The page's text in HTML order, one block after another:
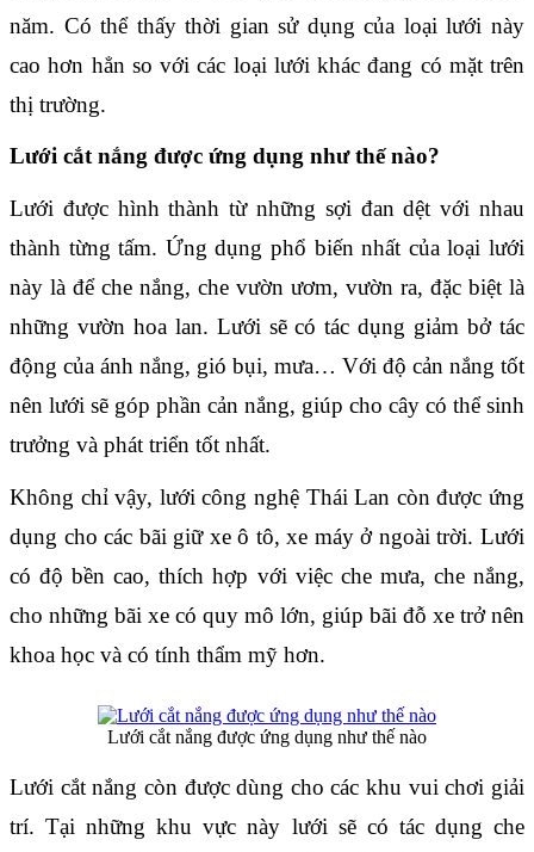
năm. Có thể thấy thời gian sử dụng của loại lưới này
cao hơn hẳn so với các loại lưới khác đang có mặt trên
thị trường.
Lưới cắt nắng được ứng dụng như thế nào?
Lưới được hình thành từ những sợi đan dệt với nhau
thành từng tấm. Ứng dụng phổ biến nhất của loại lưới
này là để che nắng, che vườn ươm, vườn ra, đặc biệt là
những vườn hoa lan. Lưới sẽ có tác dụng giảm bở tác
động của ánh nắng, gió bụi, mưa… Với độ cản nắng tốt
nên lưới sẽ góp phần cản nắng, giúp cho cây có thể sinh
trưởng và phát triển tốt nhất.
Không chỉ vậy, lưới công nghệ Thái Lan còn được ứng
dụng cho các bãi giữ xe ô tô, xe máy ở ngoài trời. Lưới
có độ bền cao, thích hợp với việc che mưa, che nắng,
cho những bãi xe có quy mô lớn, giúp bãi đỗ xe trở nên
khoa học và có tính thẩm mỹ hơn.
Lưới cắt nắng được ứng dụng như thế nào
Lưới cắt nắng còn được dùng cho các khu vui chơi giải
trí. Tại những khu vực này lưới sẽ có tác dụng che